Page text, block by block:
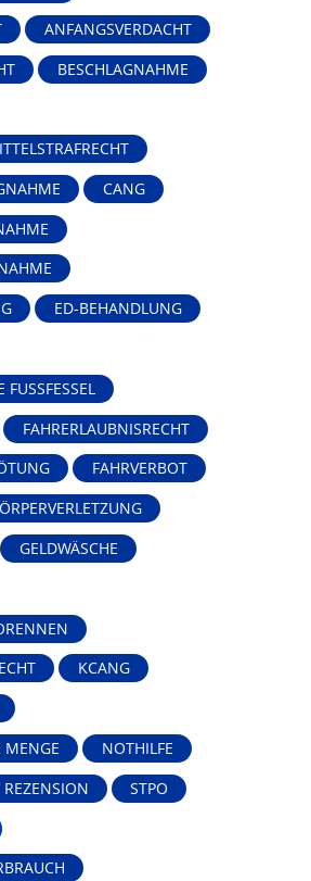
ANFANGSVERDACHT
BESCHLAGNAHME
CANG
ED-BEHANDLUNG
FAHRERLAUBNISRECHT
FAHRVERBOT
GELDWÄSCHE
KCANG
MENGE
NOTHILFE
REZENSION
STPO